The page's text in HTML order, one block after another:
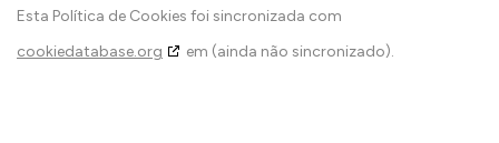
Esta Política de Cookies foi sincronizada com
cookiedatabase.org
em (ainda não sincronizado).